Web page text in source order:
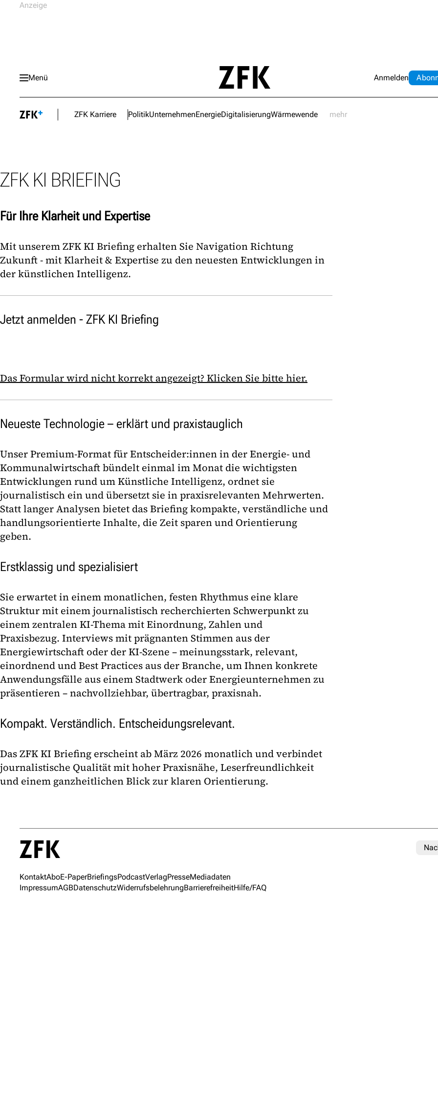
Menü Anmelden Abo
ZFK Karriere PolitikUnternehmenEnergieDigitalisierungWärmewende mehr
ZFK KI BRIEFING
Für Ihre Klarheit und Expertise
Mit unserem ZFK KI Briefing erhalten Sie Navigation Richtung
Zukunft - mit Klarheit & Expertise zu den neuesten Entwicklungen in
der künstlichen Intelligenz.
Jetzt anmelden - ZFK KI Briefing
Das Formular wird nicht korrekt angezeigt? Klicken Sie bitte hier.
Neueste Technologie – erklärt und praxistauglich
Unser Premium-Format für Entscheider:innen in der Energie- und
Kommunalwirtschaft bündelt einmal im Monat die wichtigsten
Entwicklungen rund um Künstliche Intelligenz, ordnet sie
journalistisch ein und übersetzt sie in praxisrelevanten Mehrwerten.
Statt langer Analysen bietet das Briefing kompakte, verständliche und
handlungsorientierte Inhalte, die Zeit sparen und Orientierung
geben.
Erstklassig und spezialisiert
Sie erwartet in einem monatlichen, festen Rhythmus eine klare
Struktur mit einem journalistisch recherchierten Schwerpunkt zu
einem zentralen KI-Thema mit Einordnung, Zahlen und
Praxisbezug. Interviews mit prägnanten Stimmen aus der
Energiewirtschaft oder der KI-Szene – meinungsstark, relevant,
einordnend und Best Practices aus der Branche, um Ihnen konkrete
Anwendungsfälle aus einem Stadtwerk oder Energieunternehmen zu
präsentieren – nachvollziehbar, übertragbar, praxisnah.
Kompakt. Verständlich. Entscheidungsrelevant.
Das ZFK KI Briefing erscheint ab März 2026 monatlich und verbindet
journalistische Qualität mit hoher Praxisnähe, Leserfreundlichkeit
und einem ganzheitlichen Blick zur klaren Orientierung.
KontaktAboE-PaperBriefingsPodcastVerlagPresseMediadaten
ImpressumAGBDatenschutzWiderrufsbelehrungBarrierefreiheitHilfe/FAQ